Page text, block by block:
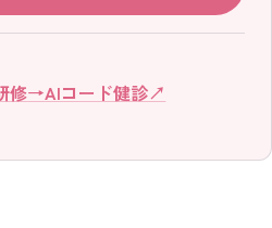
修→AIコード健診↗